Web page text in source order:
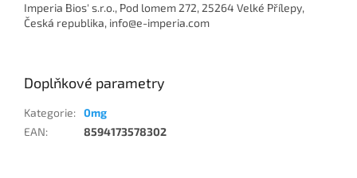
Imperia Bios' s.r.o., Pod lomem 272, 25264 Velké Přílepy,
Česká republika, info@e-imperia.com
Doplňkové parametry
Kategorie: 0mg
EAN: 8594173578302